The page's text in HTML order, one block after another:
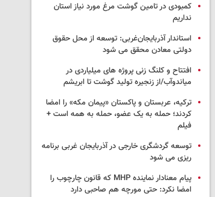
کمبودی در تامین گوشت مرغ مورد نیاز استان
نداریم
استاندار آذربایجان‌غربی: توسعه از محل حقوق
دولتی معادن محقق می شود
افتتاح و کلنگ زنی پروژه های میلیاردی در
میاندوآب/از زنجیره تولید گوشت تا ابریشم
ترکیه، عربستان و پاکستان «پیمان مکه» را امضا
کردند؛ حمله به یک عضو، حمله به همه است +
فیلم
توسعه گردشگری خارجی در آذربایجان غربی برنامه
ریزی می شود
پیام معنادار نماینده MHP که قانون چارچوب را
امضا نکرد: حتی مورچه هم صاحبی دارد